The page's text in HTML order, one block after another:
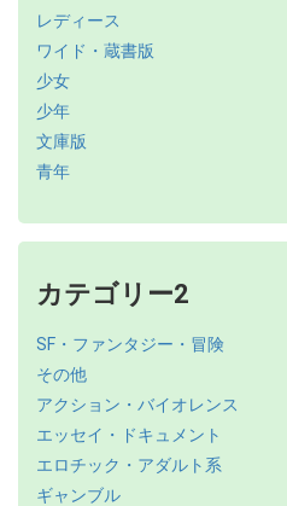
レディース
ワイド・蔵書版
少女
少年
文庫版
青年
カテゴリー2
SF・ファンタジー・冒険
その他
アクション・バイオレンス
エッセイ・ドキュメント
エロチック・アダルト系
ギャンブル